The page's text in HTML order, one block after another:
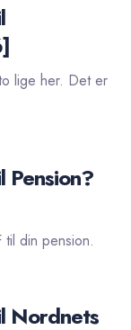
lige her. Det er
Pension?
din pension.
Nordnets